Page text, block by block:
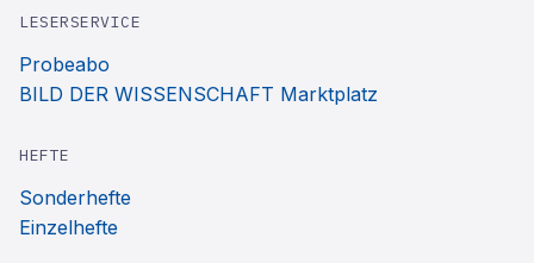
LESERSERVICE
Probeabo
BILD DER WISSENSCHAFT Marktplatz
HEFTE
Sonderhefte
Einzelhefte